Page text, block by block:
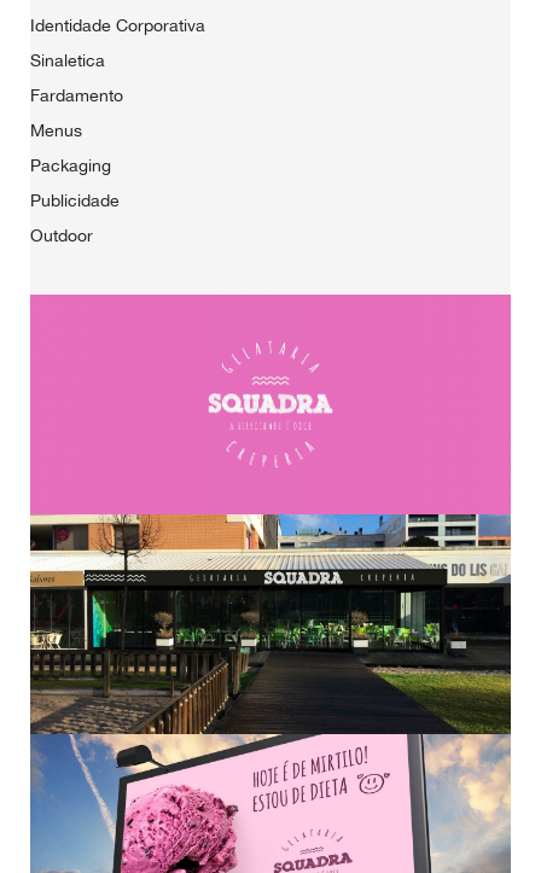
HOME
SOBRE NÓS
PORTFÓLIO
CONTACTOS
Identidade Corporativa
Sinaletica
Fardamento
Menus
Packaging
Publicidade
Outdoor